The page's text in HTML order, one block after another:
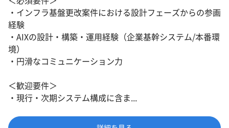
・インフラ基盤更改案件における設計フェーズからの参画
経験
・AIXの設計・構築・運用経験（企業基幹システム/本番環
境）
・円滑なコミュニケーション力
＜歓迎要件＞
・現行・次期システム構成に含ま...